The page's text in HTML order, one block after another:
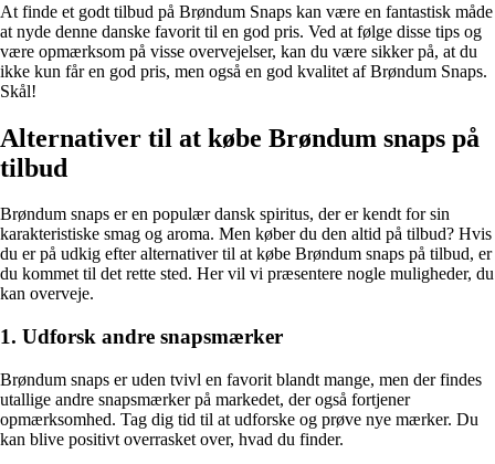
At finde et godt tilbud på Brøndum Snaps kan være en fantastisk måde
at nyde denne danske favorit til en god pris. Ved at følge disse tips og
være opmærksom på visse overvejelser, kan du være sikker på, at du
ikke kun får en god pris, men også en god kvalitet af Brøndum Snaps.
Skål!
Alternativer til at købe Brøndum snaps på
tilbud
Brøndum snaps er en populær dansk spiritus, der er kendt for sin
karakteristiske smag og aroma. Men køber du den altid på tilbud? Hvis
du er på udkig efter alternativer til at købe Brøndum snaps på tilbud, er
du kommet til det rette sted. Her vil vi præsentere nogle muligheder, du
kan overveje.
1. Udforsk andre snapsmærker
Brøndum snaps er uden tvivl en favorit blandt mange, men der findes
utallige andre snapsmærker på markedet, der også fortjener
opmærksomhed. Tag dig tid til at udforske og prøve nye mærker. Du
kan blive positivt overrasket over, hvad du finder.